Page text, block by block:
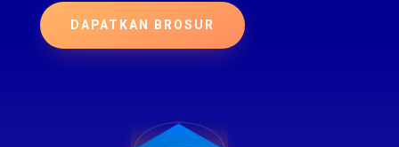
DAPATKAN BROSUR